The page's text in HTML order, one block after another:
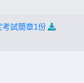
考試簡章1份